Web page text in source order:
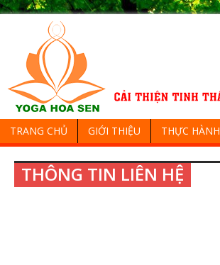
TRANG CHỦ GIỚI THIỆU THỰC HÀNH
THÔNG TIN LIÊN HỆ